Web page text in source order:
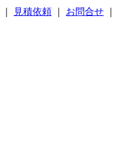
見積依頼 お問合せ